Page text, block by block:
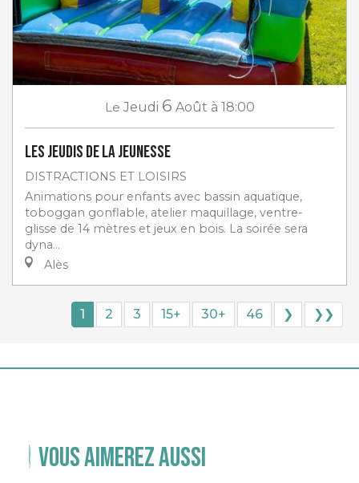
Le Jeudi 6 Août à 18:00
Les jeudis de la jeunesse
DISTRACTIONS ET LOISIRS
Animations pour enfants avec bassin aquatique,
toboggan gonflable, atelier maquillage, ventre-
glisse de 14 mètres et jeux en bois. La soirée sera
dyna...
Alès
1 2 3 15+ 30+ 46 ❯ ❯❯
Vous aimerez aussi